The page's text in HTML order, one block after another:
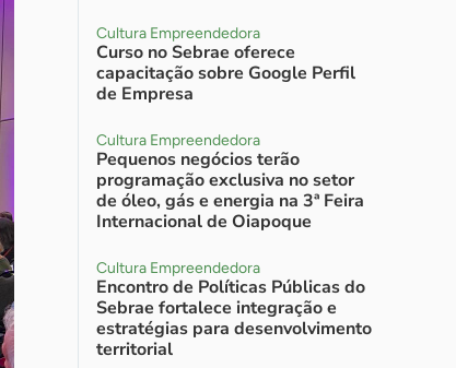
Cultura Empreendedora
Curso no Sebrae oferece
capacitação sobre Google Perfil
de Empresa
Cultura Empreendedora
Pequenos negócios terão
programação exclusiva no setor
de óleo, gás e energia na 3ª Feira
Internacional de Oiapoque
Cultura Empreendedora
Encontro de Políticas Públicas do
Sebrae fortalece integração e
estratégias para desenvolvimento
territorial